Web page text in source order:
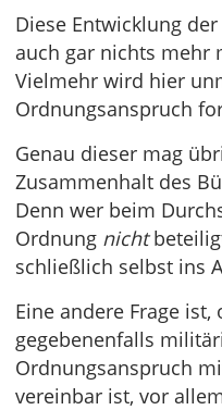
Diese Entwicklung
auch gar nichts mehr
Vielmehr wird hier
Ordnungsanspruch
Genau dieser mag
Zusammenhalt des
Denn wer beim
Ordnung nicht
schließlich selbst ins
Eine andere Frage
gegebenenfalls
Ordnungsanspruch
vereinbar ist, vor